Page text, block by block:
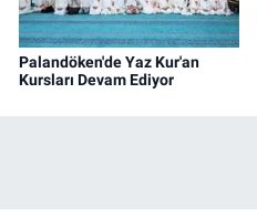
Palandöken'de Yaz Kur'an
Kursları Devam Ediyor